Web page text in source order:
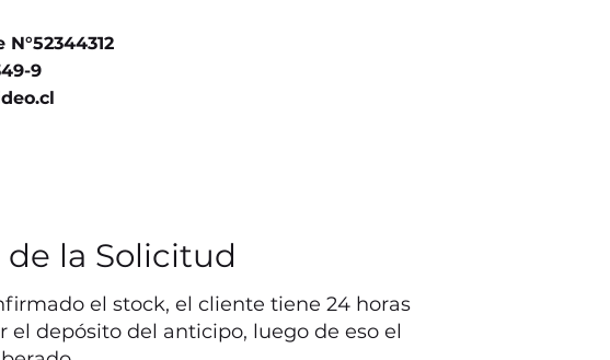
9
de la Solicitud
el stock, el cliente tiene 24 horas
el depósito del anticipo, luego de eso el